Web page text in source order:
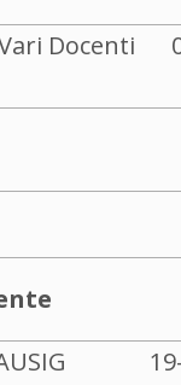
Docenti